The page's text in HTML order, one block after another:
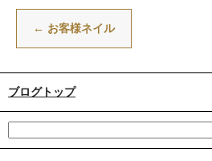
← お客様ネイル
ブログトップ